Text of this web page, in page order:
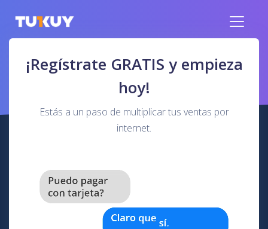
¡Regístrate GRATIS y empieza
hoy!
Estás a un paso de multiplicar tus ventas por
internet.